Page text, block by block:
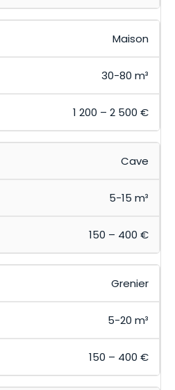
Maison
30-80 m³
1 200 – 2 500 €
Cave
5-15 m³
150 – 400 €
Grenier
5-20 m³
150 – 400 €